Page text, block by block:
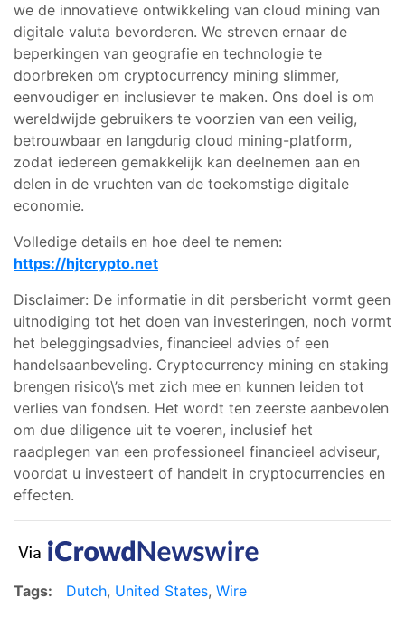
we de innovatieve ontwikkeling van cloud mining van
digitale valuta bevorderen. We streven ernaar de
beperkingen van geografie en technologie te
doorbreken om cryptocurrency mining slimmer,
eenvoudiger en inclusiever te maken. Ons doel is om
wereldwijde gebruikers te voorzien van een veilig,
betrouwbaar en langdurig cloud mining-platform,
zodat iedereen gemakkelijk kan deelnemen aan en
delen in de vruchten van de toekomstige digitale
economie.
Volledige details en hoe deel te nemen:
https://hjtcrypto.net
Disclaimer: De informatie in dit persbericht vormt geen
uitnodiging tot het doen van investeringen, noch vormt
het beleggingsadvies, financieel advies of een
handelsaanbeveling. Cryptocurrency mining en staking
brengen risico\’s met zich mee en kunnen leiden tot
verlies van fondsen. Het wordt ten zeerste aanbevolen
om due diligence uit te voeren, inclusief het
raadplegen van een professioneel financieel adviseur,
voordat u investeert of handelt in cryptocurrencies en
effecten.
Tags: Dutch, United States, Wire